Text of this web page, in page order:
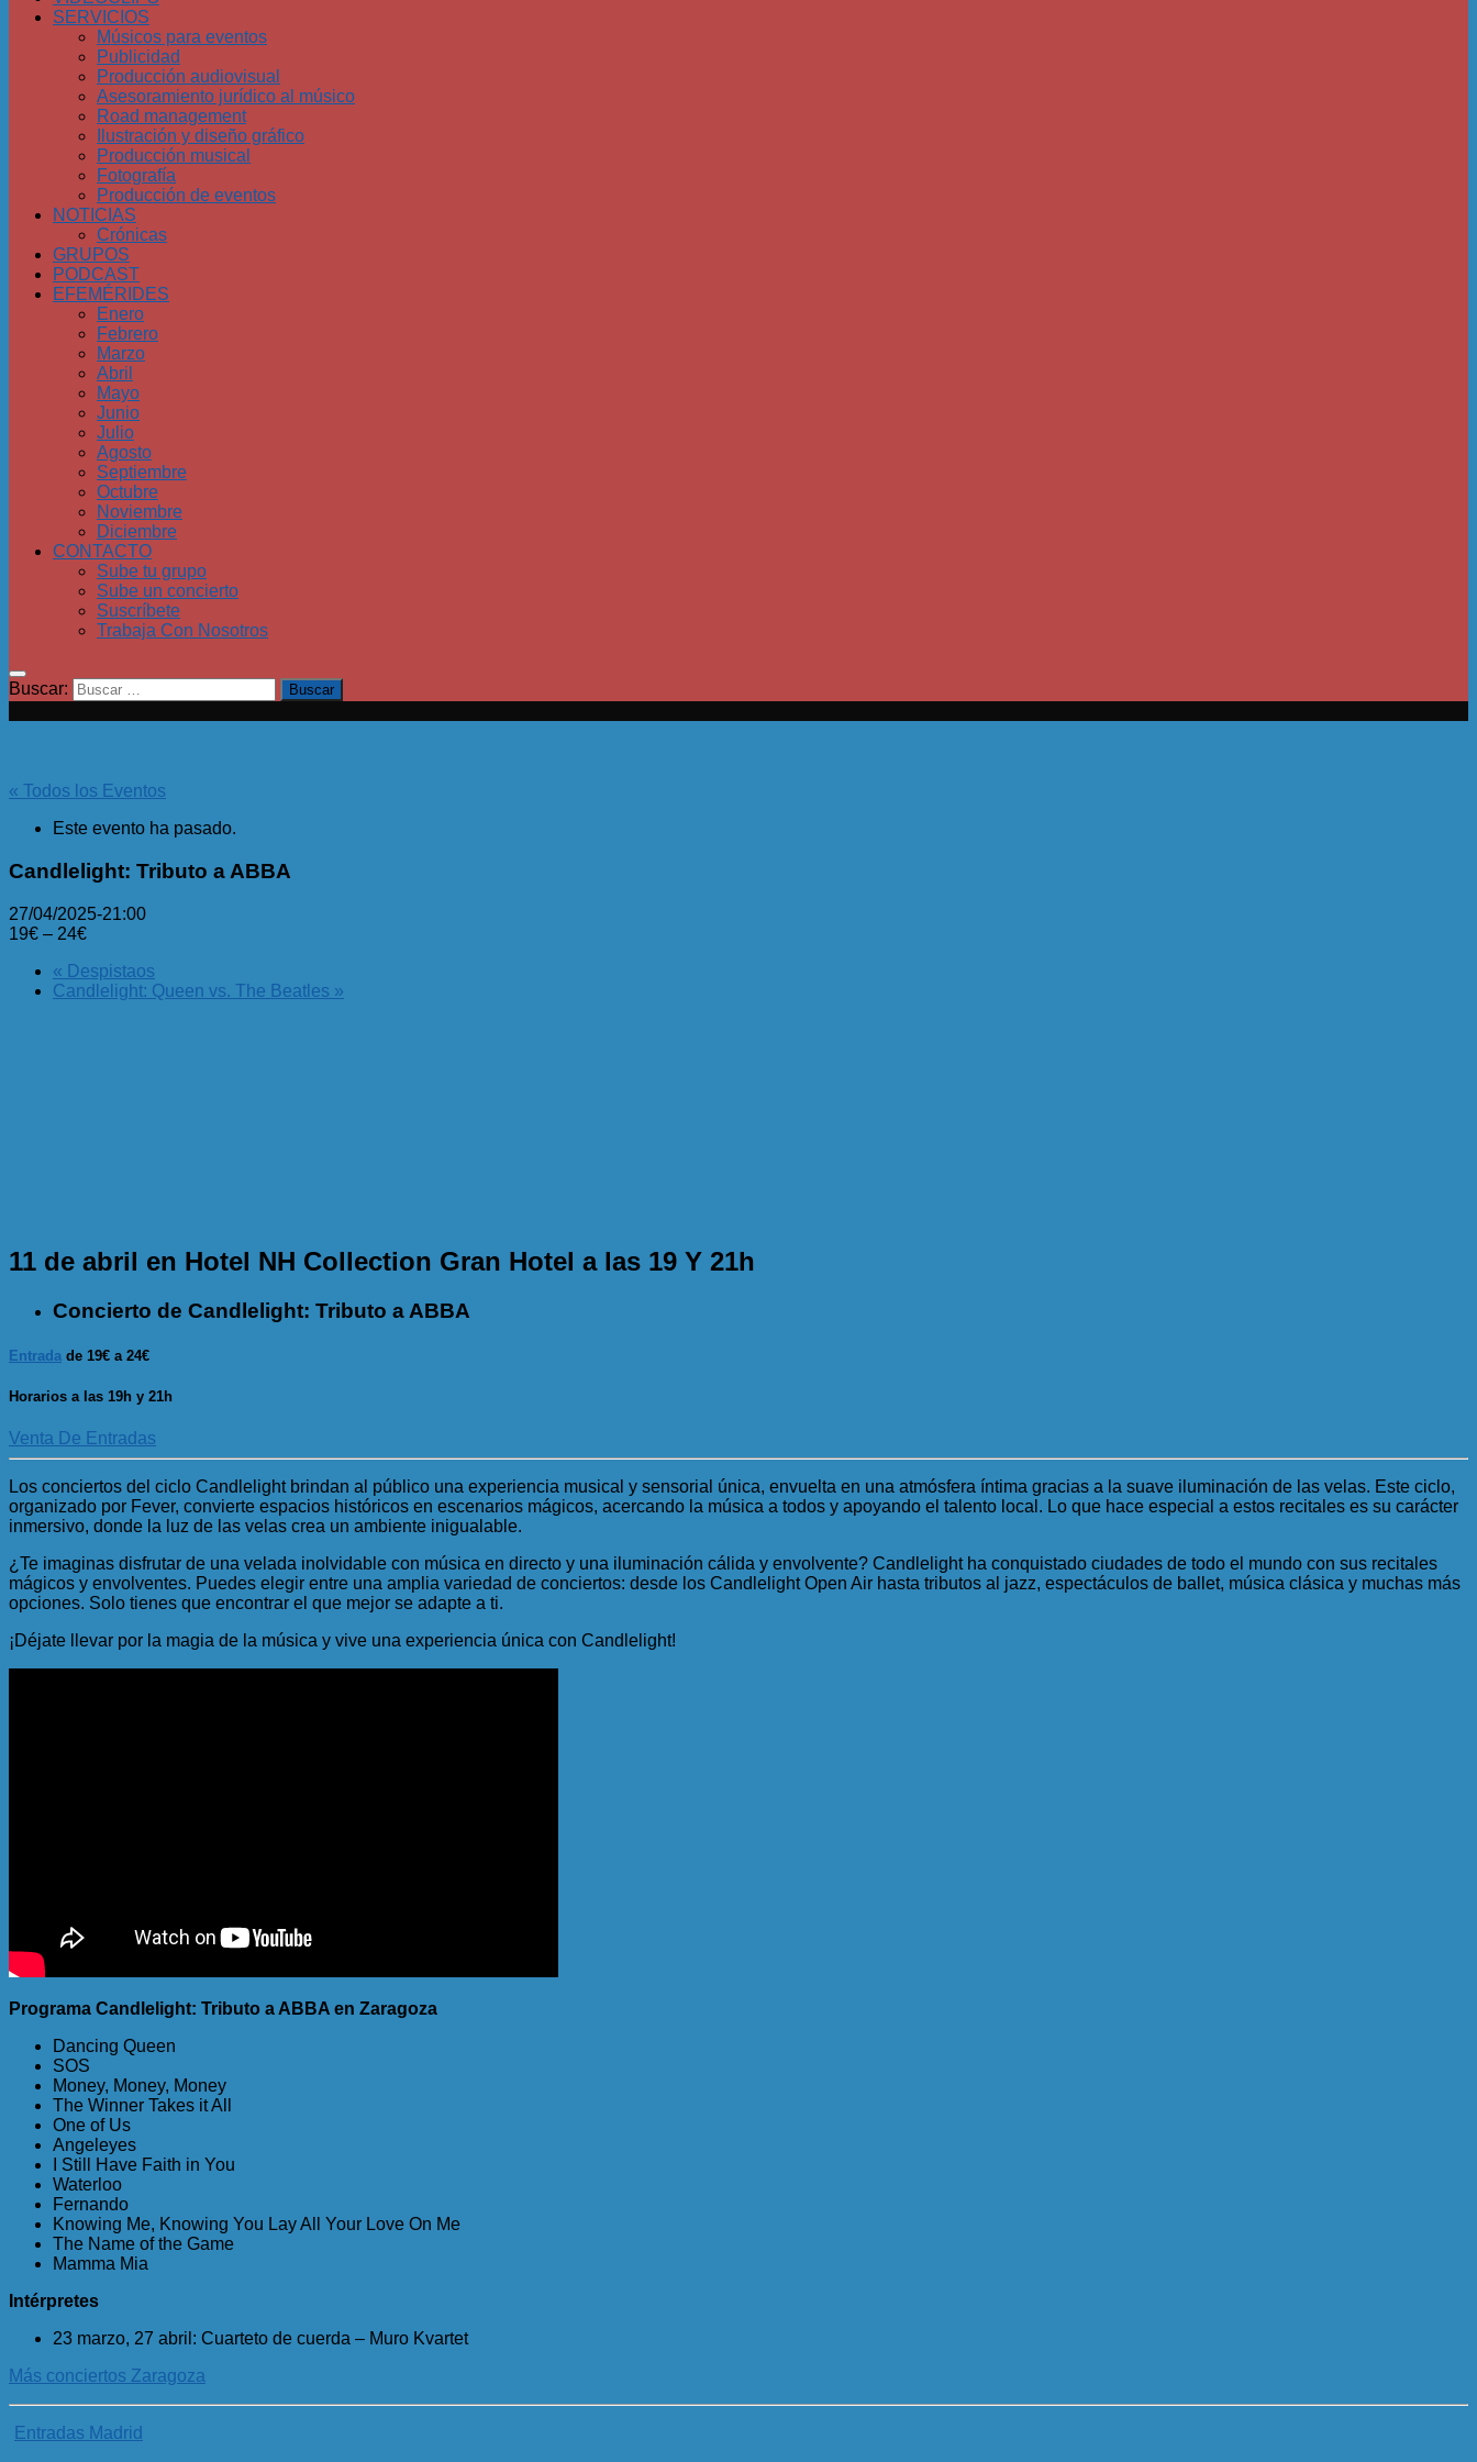
SERVICIOS
Músicos para eventos
Publicidad
Producción audiovisual
Asesoramiento jurídico al músico
Road management
Ilustración y diseño gráfico
Producción musical
Fotografía
Producción de eventos
NOTICIAS
Crónicas
GRUPOS
PODCAST
EFEMÉRIDES
Enero
Febrero
Marzo
Abril
Mayo
Junio
Julio
Agosto
Septiembre
Octubre
Noviembre
Diciembre
CONTACTO
Sube tu grupo
Sube un concierto
Suscríbete
Trabaja Con Nosotros
Buscar:
« Todos los Eventos
Este evento ha pasado.
Candlelight: Tributo a ABBA
27/04/2025-21:00
19€ – 24€
« Despistaos
Candlelight: Queen vs. The Beatles »
11 de abril en Hotel NH Collection Gran Hotel a las 19 Y 21h
Concierto de Candlelight: Tributo a ABBA
Entrada de 19€ a 24€
Horarios a las 19h y 21h
Venta De Entradas
Los conciertos del ciclo Candlelight brindan al público una experiencia musical y sensorial única, envuelta en una atmósfera íntima gracias a la suave iluminación de las velas. Este ciclo,
organizado por Fever, convierte espacios históricos en escenarios mágicos, acercando la música a todos y apoyando el talento local. Lo que hace especial a estos recitales es su carácter
inmersivo, donde la luz de las velas crea un ambiente inigualable.
¿Te imaginas disfrutar de una velada inolvidable con música en directo y una iluminación cálida y envolvente? Candlelight ha conquistado ciudades de todo el mundo con sus recitales
mágicos y envolventes. Puedes elegir entre una amplia variedad de conciertos: desde los Candlelight Open Air hasta tributos al jazz, espectáculos de ballet, música clásica y muchas más
opciones. Solo tienes que encontrar el que mejor se adapte a ti.
¡Déjate llevar por la magia de la música y vive una experiencia única con Candlelight!
Programa Candlelight: Tributo a ABBA en Zaragoza
Dancing Queen
SOS
Money, Money, Money
The Winner Takes it All
One of Us
Angeleyes
I Still Have Faith in You
Waterloo
Fernando
Knowing Me, Knowing You Lay All Your Love On Me
The Name of the Game
Mamma Mia
Intérpretes
23 marzo, 27 abril: Cuarteto de cuerda – Muro Kvartet
Más conciertos Zaragoza
Entradas Madrid